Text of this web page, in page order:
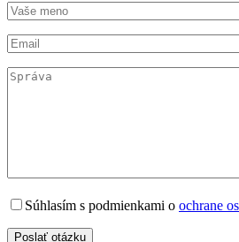
Súhlasím s podmienkami o ochrane